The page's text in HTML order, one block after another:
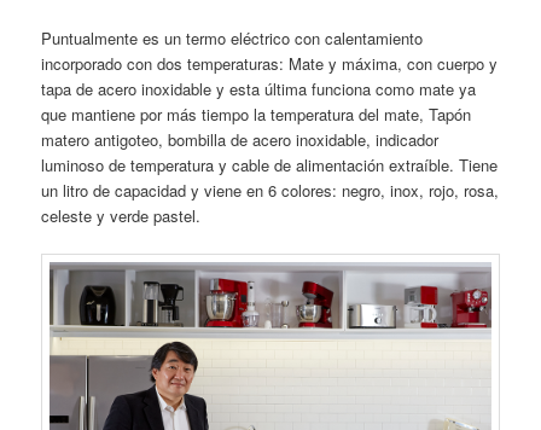
Puntualmente es un termo eléctrico con calentamiento
incorporado con dos temperaturas: Mate y máxima, con cuerpo y
tapa de acero inoxidable y esta última funciona como mate ya
que mantiene por más tiempo la temperatura del mate, Tapón
matero antigoteo, bombilla de acero inoxidable, indicador
luminoso de temperatura y cable de alimentación extraíble. Tiene
un litro de capacidad y viene en 6 colores: negro, inox, rojo, rosa,
celeste y verde pastel.